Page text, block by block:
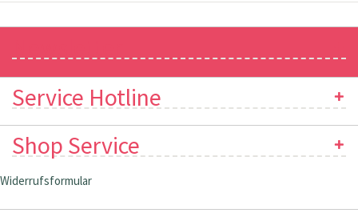
Service Hotline
Shop Service
Widerrufsformular